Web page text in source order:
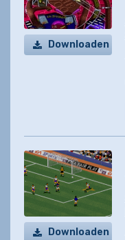
Downloaden
Downloaden